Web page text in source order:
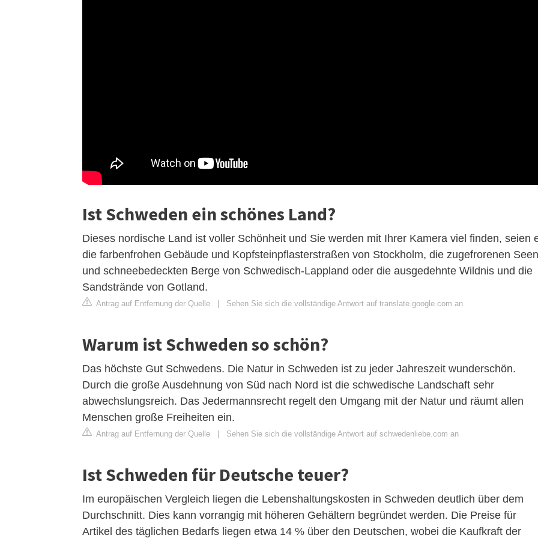
Ist Schweden ein schönes Land?
Dieses nordische Land ist voller Schönheit und Sie werden mit Ihrer Kamera viel finden, seien
die farbenfrohen Gebäude und Kopfsteinpflasterstraßen von Stockholm, die zugefrorenen Seen
und schneebedeckten Berge von Schwedisch-Lappland oder die ausgedehnte Wildnis und die
Sandstrände von Gotland.
Antrag auf Entfernung der Quelle | Sehen Sie sich die vollständige Antwort auf translate.google.com an
Warum ist Schweden so schön?
Das höchste Gut Schwedens. Die Natur in Schweden ist zu jeder Jahreszeit wunderschön.
Durch die große Ausdehnung von Süd nach Nord ist die schwedische Landschaft sehr
abwechslungsreich. Das Jedermannsrecht regelt den Umgang mit der Natur und räumt allen
Menschen große Freiheiten ein.
Antrag auf Entfernung der Quelle | Sehen Sie sich die vollständige Antwort auf schwedenliebe.com an
Ist Schweden für Deutsche teuer?
Im europäischen Vergleich liegen die Lebenshaltungskosten in Schweden deutlich über dem
Durchschnitt. Dies kann vorrangig mit höheren Gehältern begründet werden. Die Preise für
Artikel des täglichen Bedarfs liegen etwa 14 % über den Deutschen, wobei die Kaufkraft der